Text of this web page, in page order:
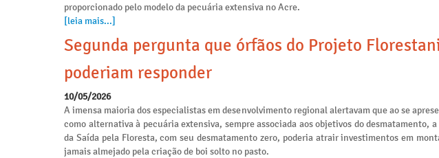
proporcionado pelo modelo da pecuária extensiva no Acre.
[leia mais...]
Segunda pergunta que órfãos do Projeto
poderiam responder
10/05/2026
A imensa maioria dos especialistas em desenvolvimento regional alertavam que ao se
como alternativa à pecuária extensiva, sempre associada aos objetivos do desmatamento, a
da Saída pela Floresta, com seu desmatamento zero, poderia atrair investimentos em
jamais almejado pela criação de boi solto no pasto.